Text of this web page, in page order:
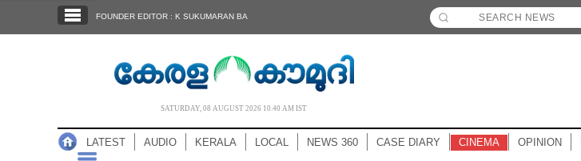
NOTIFIED NEWS
FOUNDER EDITOR : K SUKUMARAN BA
SATURDAY, 08 AUGUST 2026 10.40 AM IST
LATEST AUDIO KERALA LOCAL NEWS 360 CASE DIARY CINEMA OPINION